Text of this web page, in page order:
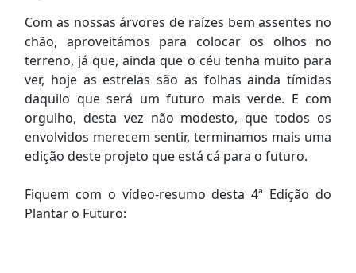
Com as nossas árvores de raízes bem assentes no
chão, aproveitámos para colocar os olhos no
terreno, já que, ainda que o céu tenha muito para
ver, hoje as estrelas são as folhas ainda tímidas
daquilo que será um futuro mais verde. E com
orgulho, desta vez não modesto, que todos os
envolvidos merecem sentir, terminamos mais uma
edição deste projeto que está cá para o futuro.
Fiquem com o vídeo-resumo desta 4ª Edição do
Plantar o Futuro: